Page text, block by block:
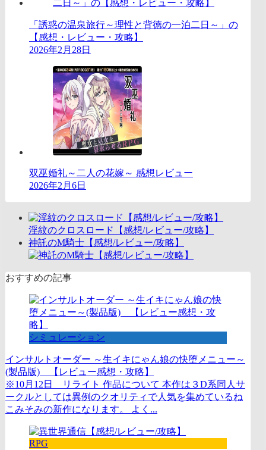
「誘惑の温泉旅行～理性と背徳の一泊二日～」の
【感想・レビュー・攻略】
2026年2月28日
双巫婚礼～二人の花嫁～ 感想レビュー
2026年2月6日
淫紋のクロスロード【感想/レビュー/攻略】
神託のM騎士【感想/レビュー/攻略】
おすすめの記事
シミュレーション
インサルトオーダー ～生イキにゃん娘の快堕メニュー～
(製品版) 【レビュー感想・攻略】
※10月12日 リライト 作品について 本作は３D系同人サ
ークルとしては異例のクオリティで人気を集めているね
こみそみの新作になります。 よく...
RPG